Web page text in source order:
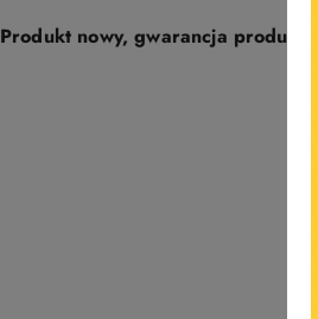
Produkt nowy, gwarancja